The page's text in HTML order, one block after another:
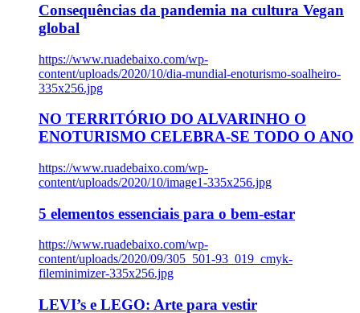
Consequências da pandemia na cultura Vegan
global
https://www.ruadebaixo.com/wp-
content/uploads/2020/10/dia-mundial-enoturismo-soalheiro-
335x256.jpg
NO TERRITÓRIO DO ALVARINHO O
ENOTURISMO CELEBRA-SE TODO O ANO
https://www.ruadebaixo.com/wp-
content/uploads/2020/10/image1-335x256.jpg
5 elementos essenciais para o bem-estar
https://www.ruadebaixo.com/wp-
content/uploads/2020/09/305_501-93_019_cmyk-
fileminimizer-335x256.jpg
LEVI’s e LEGO: Arte para vestir